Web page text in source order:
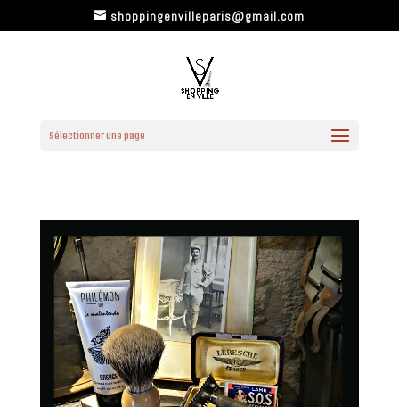
shoppingenvilleparis@gmail.com
Sélectionner une page